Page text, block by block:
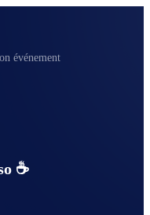
événement
☕️